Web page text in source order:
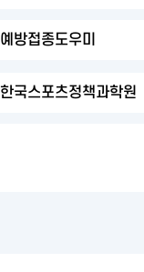
예방접종도우미
한국스포츠정책과학원